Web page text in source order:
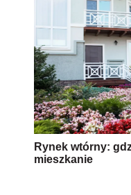
Rynek wtórny:
mieszkanie